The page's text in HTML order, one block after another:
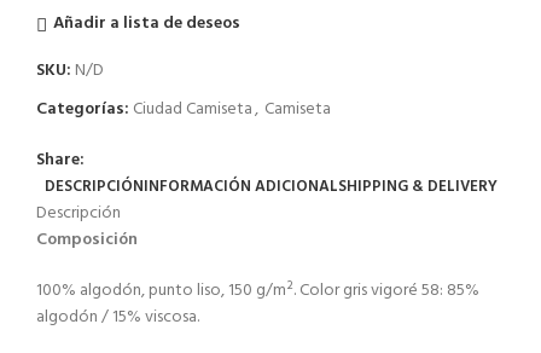
Añadir a lista de deseos
SKU: N/D
Categorías: Ciudad Camiseta, Camiseta
Share:
DESCRIPCIÓNINFORMACIÓN ADICIONALSHIPPING & DELIVERY
Descripción
Composición
100% algodón, punto liso, 150 g/m². Color gris vigoré 58: 85%
algodón / 15% viscosa.